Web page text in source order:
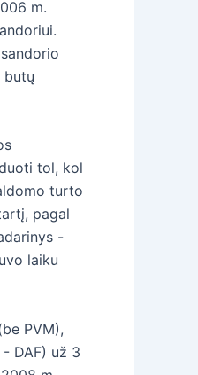
m.
butų
tol, kol
turto
pagal
-
laiku
PVM),
DAF) už 3